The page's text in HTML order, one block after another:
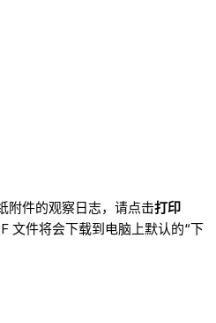
附件的观察日志，请点击打印
文件将会下载到电脑上默认的“下